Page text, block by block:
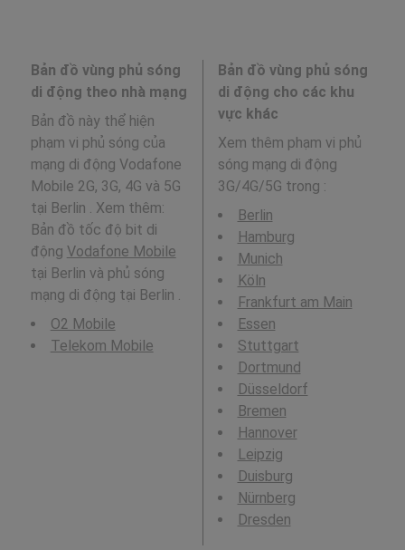
Bản đồ vùng phủ sóng
di động theo nhà mạng
Bản đồ này thể hiện
phạm vi phủ sóng của
mạng di động Vodafone
Mobile 2G, 3G, 4G và 5G
tại Berlin . Xem thêm:
Bản đồ tốc độ bit di
động Vodafone Mobile
tại Berlin và phủ sóng
mạng di động tại Berlin .
O2 Mobile
Telekom Mobile
Bản đồ vùng phủ sóng
di động cho các khu
vực khác
Xem thêm phạm vi phủ
sóng mạng di động
3G/4G/5G trong :
Berlin
Hamburg
Munich
Köln
Frankfurt am Main
Essen
Stuttgart
Dortmund
Düsseldorf
Bremen
Hannover
Leipzig
Duisburg
Nürnberg
Dresden